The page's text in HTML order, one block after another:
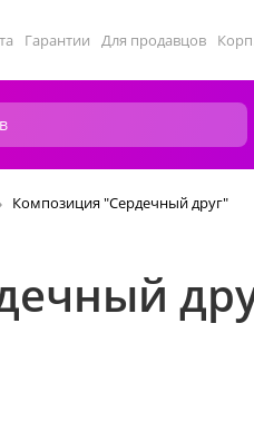
Гарантии Для продавцов
Композиция "Сердечный друг"